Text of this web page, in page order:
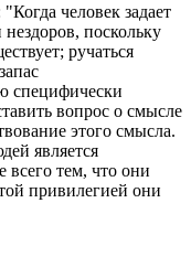
человек задает
поскольку
ручаться
специфически
вопрос о смысле
этого смысла.
является
всего тем, что они
привилегией они